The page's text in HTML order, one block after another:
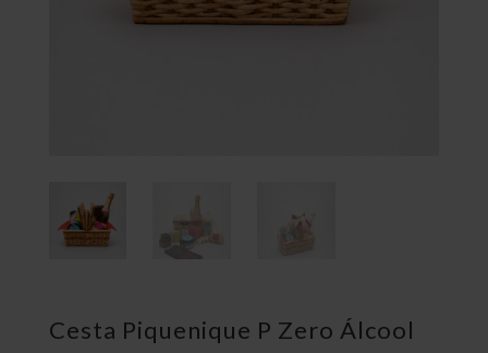
Cesta Piquenique P Zero Álcool